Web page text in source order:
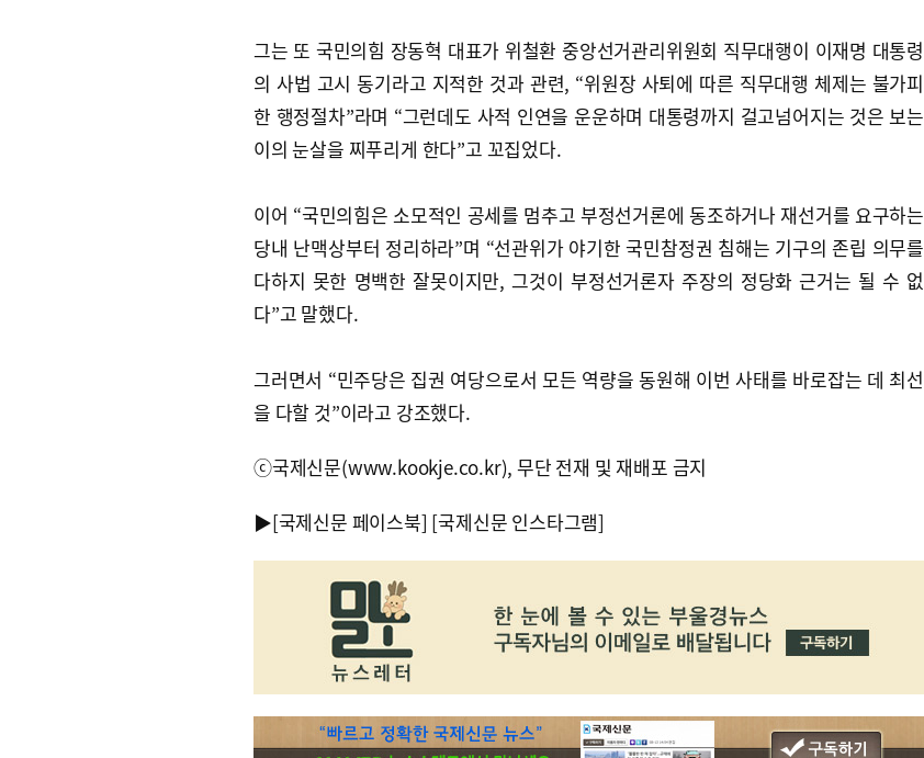
그는 또 국민의힘 장동혁 대표가 위철환 중앙선거관리위원회 직무대행이 이재명 대통령
의 사법 고시 동기라고 지적한 것과 관련, “위원장 사퇴에 따른 직무대행 체제는 불가피
한 행정절차”라며 “그런데도 사적 인연을 운운하며 대통령까지 걸고넘어지는 것은 보는
이의 눈살을 찌푸리게 한다”고 꼬집었다.
이어 “국민의힘은 소모적인 공세를 멈추고 부정선거론에 동조하거나 재선거를 요구하는
당내 난맥상부터 정리하라”며 “선관위가 야기한 국민참정권 침해는 기구의 존립 의무를
다하지 못한 명백한 잘못이지만, 그것이 부정선거론자 주장의 정당화 근거는 될 수 없
다”고 말했다.
그러면서 “민주당은 집권 여당으로서 모든 역량을 동원해 이번 사태를 바로잡는 데 최선
을 다할 것”이라고 강조했다.
ⓒ국제신문(www.kookje.co.kr), 무단 전재 및 재배포 금지
▶[국제신문 페이스북] [국제신문 인스타그램]